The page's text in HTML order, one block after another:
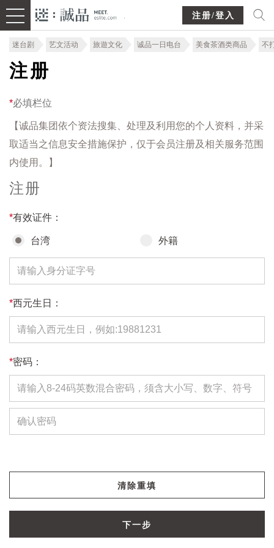
注册/登入
迷台剧 艺文活动 旅遊文化 诚品一日电台 美食茶酒类商品 不
注册
*必填栏位
【诚品集团依个资法搜集、处理及利用您的个人资料，并采
取适当之信息安全措施保护，仅于会员注册及相关服务范围
内使用。】
注册
*有效证件：
台湾 外籍
*西元生日：
*密码：